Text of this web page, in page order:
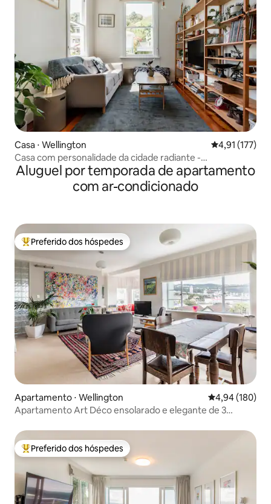
Casa ⋅ Wellington 4,91 de uma
4,91 (177)
Casa com personalidade da cidade radiante -
carregamento de veículos elétricos à mão
Aluguel por temporada de apartamento
com ar-condicionado
Entre os melhores preferidos dos hóspedes
Preferido dos hóspedes
Apartamento ⋅ Wellington 4,94 de uma
4,94 (180)
Apartamento Art Déco ensolarado e elegante de 3
Entre os melhores preferidos dos hóspedes
Preferido dos hóspedes